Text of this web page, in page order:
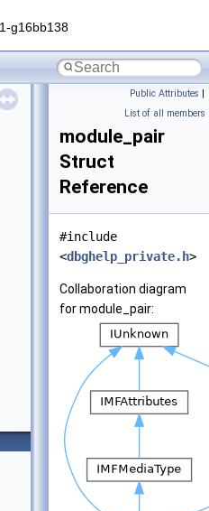
g16bb138
Public Attributes |
List of all members
module_pair
Struct
Reference
#include
<dbghelp_private.h>
Collaboration diagram
for module_pair: